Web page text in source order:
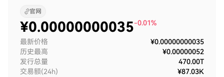
官网
¥0.00000000035-0.01%
最新价格
¥0.00000000035
历史最高
¥0.00000052
发行总量
470.00T
交易额(24h)
¥87.03K